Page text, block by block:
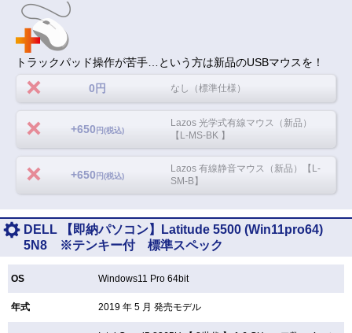
トラックパッド操作が苦手…という方は新品のUSBマウスを！
0円 なし（標準仕様）
+650 円(税込)
Lazos 光学式有線マウス（新品）
【L-MS-BK 】
+650 円(税込)
Lazos 有線静音マウス（新品）【L-
SM-B】
DELL 【即納パソコン】Latitude 5500 (Win11pro64)
5N8 ※テンキー付 標準スペック
OS Windows11 Pro 64bit
年式 2019 年 5 月 発売モデル